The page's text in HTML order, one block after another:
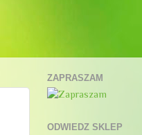
ZAPRASZAM
ODWIEDZ SKLEP